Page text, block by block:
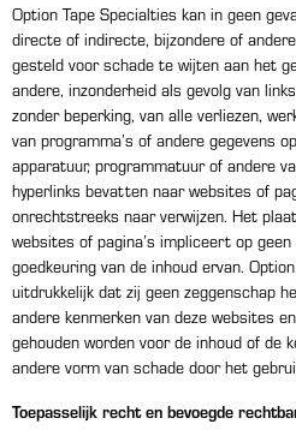
Option Tape Specialties kan in geen
directe of indirecte, bijzondere of
gesteld voor schade te wijten aan het
andere, inzonderheid als gevolg van
zonder beperking, van alle verliezen,
van programma’s of andere gegevens
apparatuur, programmatuur of andere
hyperlinks bevatten naar websites of
onrechtstreeks naar verwijzen. Het
websites of pagina’s impliceert op
goedkeuring van de inhoud ervan.
uitdrukkelijk dat zij geen zeggenschap
andere kenmerken van deze websites
gehouden worden voor de inhoud of de
andere vorm van schade door het
Toepasselijk recht en bevoegde